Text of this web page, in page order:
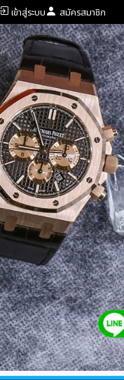
เข้าสู่ระบบ สมัครสมาชิก